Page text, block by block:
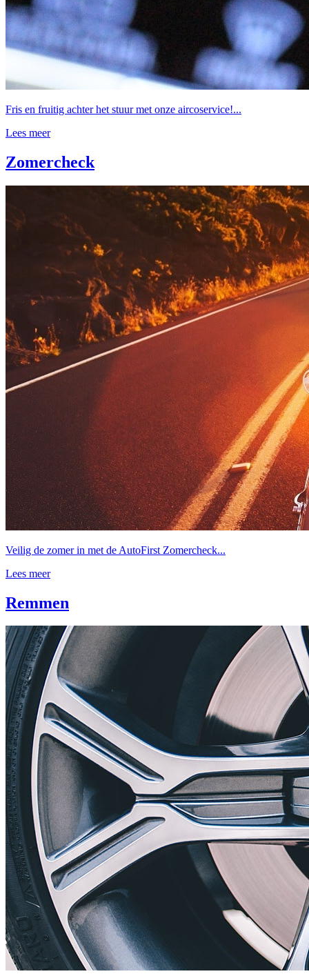
Fris en fruitig achter het stuur met onze aircoservice!...
Lees meer
Zomercheck
Veilig de zomer in met de AutoFirst Zomercheck...
Lees meer
Remmen